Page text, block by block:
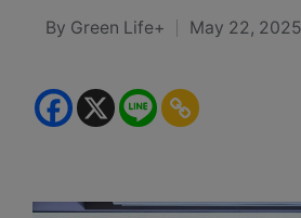
Posted
By Green Life+ May 22, 2025